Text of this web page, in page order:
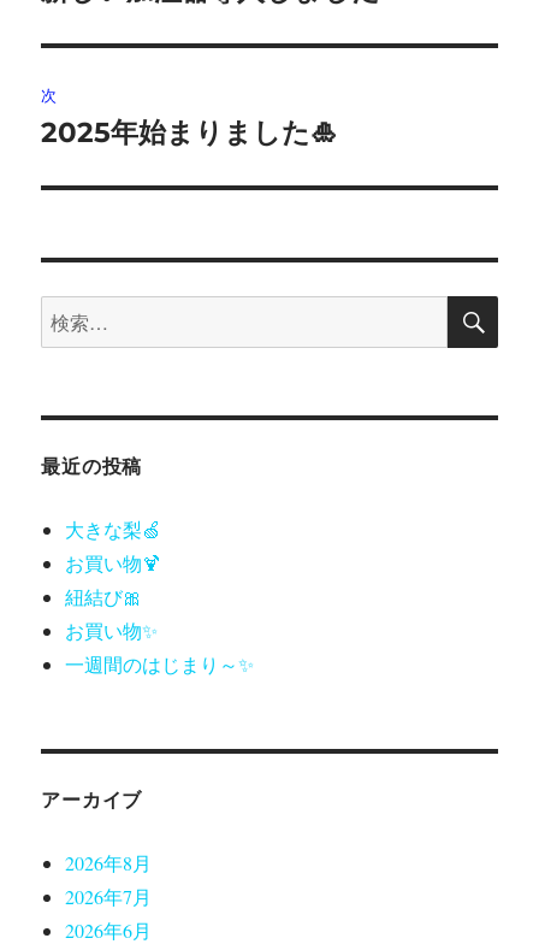
ビ
ゲ
ー
ン
投
稿:
次
次
投
2025年始まりました🎍
検
索:
検
最近の投稿
大きな梨🍏
お買い物🍹
紐結び🎀
お買い物✨
一週間のはじまり～✨
アーカイブ
2026年8月
2026年7月
2026年6月